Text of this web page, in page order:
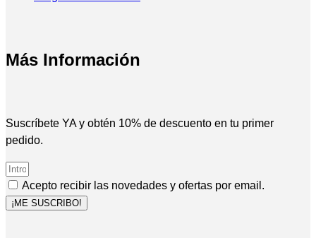
Más Información
Suscríbete YA y obtén 10% de descuento en tu primer
pedido.
Acepto recibir las novedades y ofertas por email.
¡ME SUSCRIBO!